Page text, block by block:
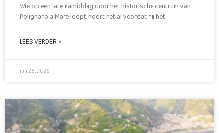
Wie op een late namiddag door het historische centrum van
Polignano a Mare loopt, hoort het al voordat hij het
LEES VERDER »
juli 28, 2026